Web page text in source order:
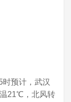
预计，武汉
21℃，北风转